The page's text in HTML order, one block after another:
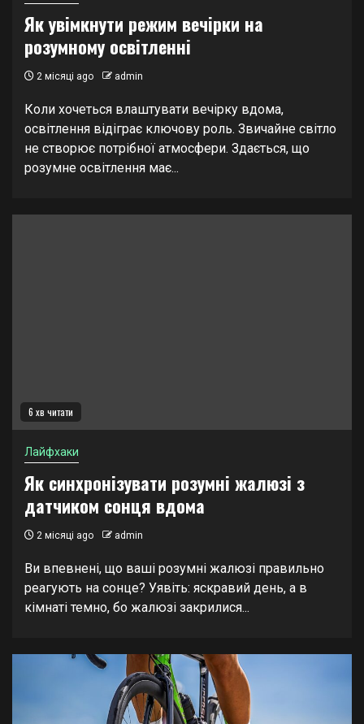
Як увімкнути режим вечірки на
розумному освітленні
2 місяці ago admin
Коли хочеться влаштувати вечірку вдома,
освітлення відіграє ключову роль. Звичайне світло
не створює потрібної атмосфери. Здається, що
розумне освітлення має...
6 хв читати
Лайфхаки
Як синхронізувати розумні жалюзі з
датчиком сонця вдома
2 місяці ago admin
Ви впевнені, що ваші розумні жалюзі правильно
реагують на сонце? Уявіть: яскравий день, а в
кімнаті темно, бо жалюзі закрилися...